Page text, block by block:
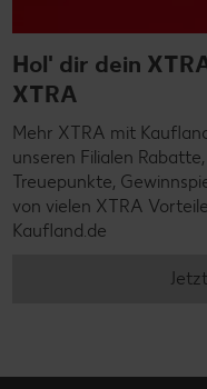
Hol' dir dein
XTRA
Mehr XTRA mit
unseren Filialen
Treuepunkte,
von vielen XTRA
Kaufland.de